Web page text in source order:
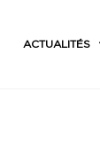
ACTUALITÉS